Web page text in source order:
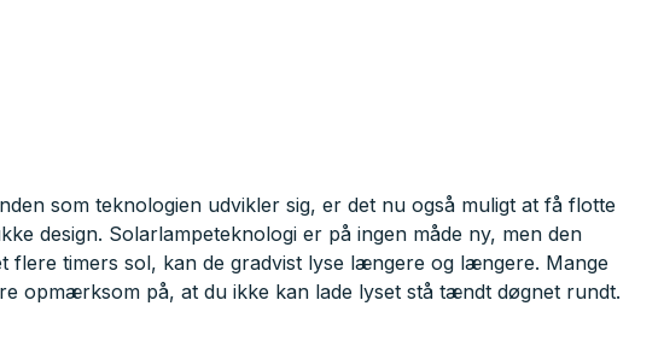
som teknologien udvikler sig, er det nu også muligt at få flotte
design. Solarlampeteknologi er på ingen måde ny, men den
timers sol, kan de gradvist lyse længere og længere. Mange
opmærksom på, at du ikke kan lade lyset stå tændt døgnet rundt.